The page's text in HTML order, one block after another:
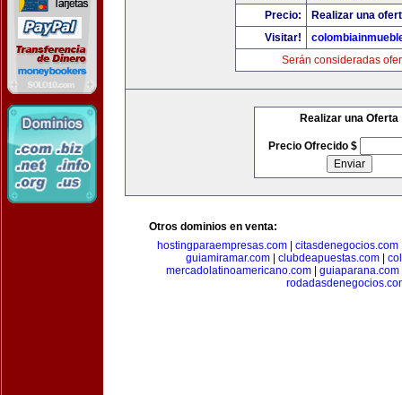
Precio:
Realizar una
Visitar!
Serán consideradas
Realizar una Oferta
Precio Ofrecido $
Otros dominios en venta:
hostingparaempresas.com| citasdenegocios.com
guiamiramar.com
clubdeapuestas.com
mercadolatinoamericano.com| guiaparana.com